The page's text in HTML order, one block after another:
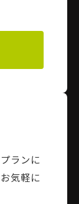
ランに
気軽に